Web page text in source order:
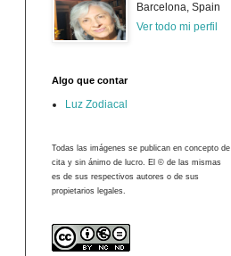
Barcelona, Spain
Ver todo mi perfil
Algo que contar
Luz Zodiacal
Todas las imágenes se publican en concepto de
cita y sin ánimo de lucro. El © de las mismas
es de sus respectivos autores o de sus
propietarios legales.